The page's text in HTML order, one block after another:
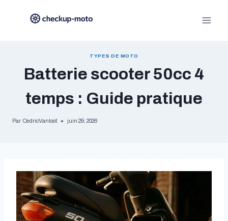
TYPES DE MOTO
Batterie scooter 50cc 4
temps : Guide pratique
Par CedricVanloot juin 29, 2026